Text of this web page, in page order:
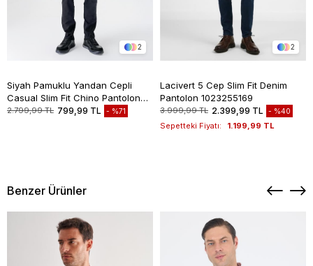
2
Siyah Pamuklu Yandan Cepli
Casual Slim Fit Chino Pantolon
1003235117
2.799,99 TL 799,99 TL %71
2
Lacivert 5 Cep Slim Fit Denim
Pantolon 1023255169
3.999,99 TL 2.399,99 TL %40
Sepetteki Fiyatı: 1.199,99 TL
Benzer Ürünler